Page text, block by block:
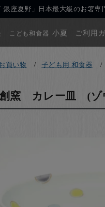
銀座夏野」日本最大級のお箸専
こども和食器 小夏 ご利用
買い物 子ども用 和食器
窯 カレー皿 (ゾ